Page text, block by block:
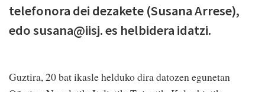
telefonora dei dezakete (Susana Arrese),
edo susana@iisj. es helbidera idatzi.
Guztira, 20 bat ikasle helduko dira datozen egunetan